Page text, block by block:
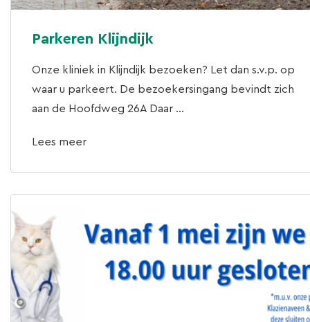
Parkeren Klijndijk
Onze kliniek in Klijndijk bezoeken? Let dan s.v.p. op
waar u parkeert. De bezoekersingang bevindt zich
aan de Hoofdweg 26A Daar ...
Lees meer